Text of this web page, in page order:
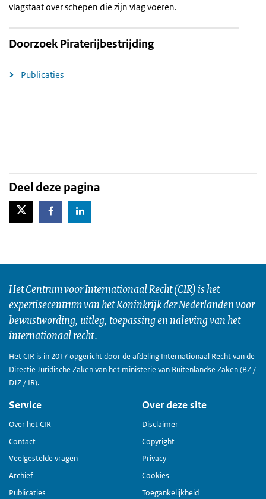
vlagstaat over schepen die zijn vlag voeren.
Doorzoek Piraterijbestrijding
Publicaties
Deel deze pagina
X-TwitterFacebookLinkedIn
Het Centrum voor Internationaal Recht (CIR) is het
expertisecentrum van het Koninkrijk der Nederlanden voor
bewustwording, uitleg, toepassing en naleving van het
internationaal recht.
Het CIR is in 2017 opgericht door de afdeling Internationaal Recht van de
Directie Juridische Zaken van het ministerie van Buitenlandse Zaken (BZ /
DJZ / IR).
Service
Over het CIR
Contact
Veelgestelde vragen
Archief
Publicaties
Over deze site
Disclaimer
Copyright
Privacy
Cookies
Toegankelijkheid